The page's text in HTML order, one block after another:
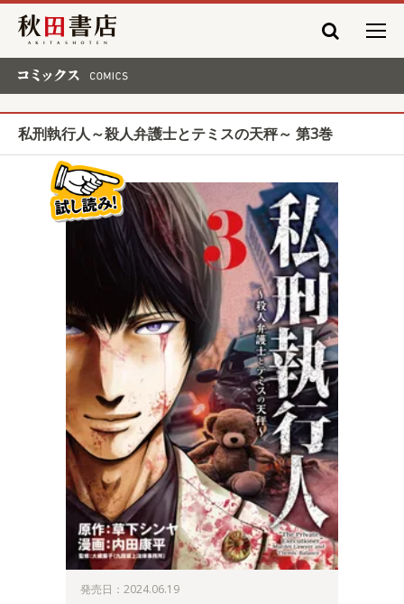
秋田書店
私刑執行人～殺人弁護士とテミスの天秤～ 第3巻
発売日：2024.06.19